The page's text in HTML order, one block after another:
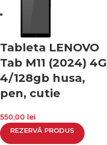
Tableta LENOVO
Tab M11 (2024) 4G
4/128gb husa,
pen, cutie
550,00 lei
REZERVĂ PRODUS